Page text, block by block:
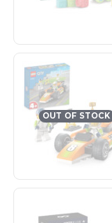
OUT OF STOCK